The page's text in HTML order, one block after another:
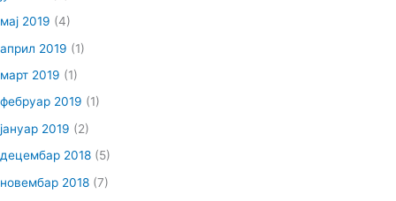
мај 2019 (4)
април 2019 (1)
март 2019 (1)
фебруар 2019 (1)
јануар 2019 (2)
децембар 2018 (5)
новембар 2018 (7)